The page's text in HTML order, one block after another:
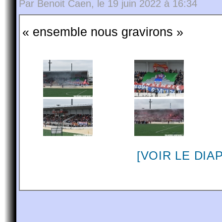
Par Benoit Caen, le 19 juin 2022 à 16:34
« ensemble nous gravirons »
[VOIR LE